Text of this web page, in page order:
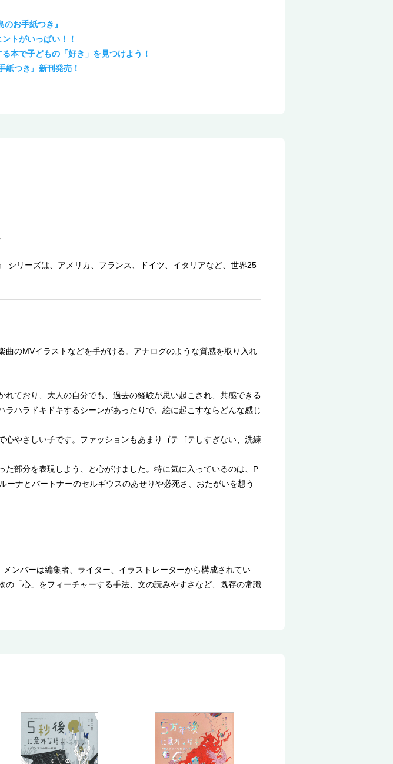
お手紙つき』
トがいっぱい！！
本で子どもの「好き」を見つけよう！
紙つき』新刊発売！
シリーズは、アメリカ、フランス、ドイツ、イタリアなど、世界25
のMVイラストなどを手がける。アナログのような質感を取り入れ
ており、大人の自分でも、過去の経験が思い起こされ、共感できる
ハラドキドキするシーンがあったりで、絵に起こすならどんな感じ
やさしい子です。ファッションもあまりゴテゴテしすぎない、洗練
部分を表現しよう、と心がけました。特に気に入っているのは、P
ナとパートナーのセルギウスのあせりや必死さ、おたがいを想う
ンバーは編集者、ライター、イラストレーターから構成されてい
「心」をフィーチャーする手法、文の読みやすさなど、既存の常識